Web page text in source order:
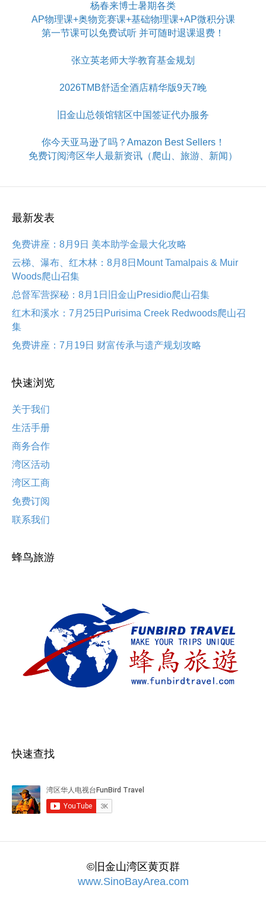
杨春来博士暑期各类
AP物理课+奥物竞赛课+基础物理课+AP微积分课
第一节课可以免费试听 并可随时退课退费！
张立英老师大学教育基金规划
2026TMB舒适全酒店精华版9天7晚
旧金山总领馆辖区中国签证代办服务
你今天亚马逊了吗？Amazon Best Sellers！
免费订阅湾区华人最新资讯（爬山、旅游、新闻）
最新发表
免费讲座：8月9日 美本助学金最大化攻略
云梯、瀑布、红木林：8月8日Mount Tamalpais & Muir
Woods爬山召集
总督军营探秘：8月1日旧金山Presidio爬山召集
红木和溪水：7月25日Purisima Creek Redwoods爬山召
集
免费讲座：7月19日 财富传承与遗产规划攻略
快速浏览
关于我们
生活手册
商务合作
湾区活动
湾区工商
免费订阅
联系我们
蜂鸟旅游
快速查找
©旧金山湾区黄页群
www.SinoBayArea.com